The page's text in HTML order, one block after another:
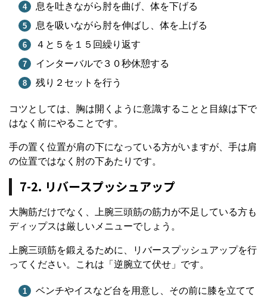
息を吐きながら肘を曲げ、体を下げる
息を吸いながら肘を伸ばし、体を上げる
４と５を１５回繰り返す
インターバルで３０秒休憩する
残り２セットを行う
コツとしては、胸は開くように意識することと目線は下で
はなく前にやることです。
手の置く位置が肩の下になっている方がいますが、手は肩
の位置ではなく肘の下あたりです。
7-2. リバースプッシュアップ
大胸筋だけでなく、上腕三頭筋の筋力が不足している方も
ディップスは厳しいメニューでしょう。
上腕三頭筋を鍛えるために、リバースプッシュアップを行
ってください。これは「逆腕立て伏せ」です。
ベンチやイスなど台を用意し、その前に膝を立てて